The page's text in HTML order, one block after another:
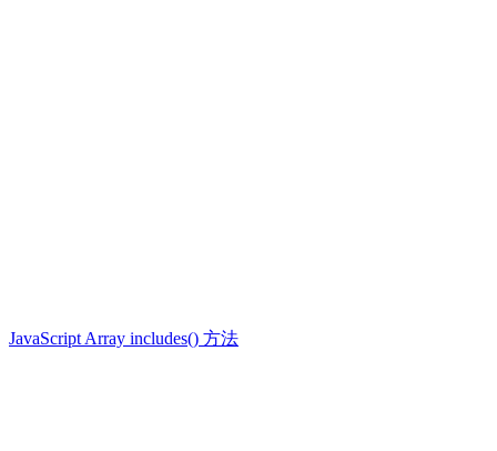
JavaScript Array includes() 方法